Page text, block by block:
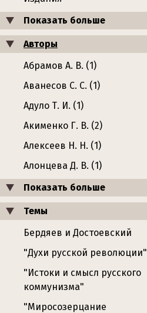
Показать больше
Авторы
Абрамов А. В. (1)
Аванесов С. С. (1)
Адуло Т. И. (1)
Акименко Г. В. (2)
Алексеев Н. Н. (1)
Алонцева Д. В. (1)
Показать больше
Темы
Бердяев и Достоевский
"Духи русской революции"
"Истоки и смысл русского
коммунизма"
"Миросозерцание